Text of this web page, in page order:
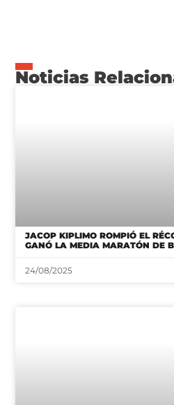
Noticias
JACOP KIPLIMO ROMPIÓ EL
GANÓ LA MEDIA MARATÓN DE
24/08/2025